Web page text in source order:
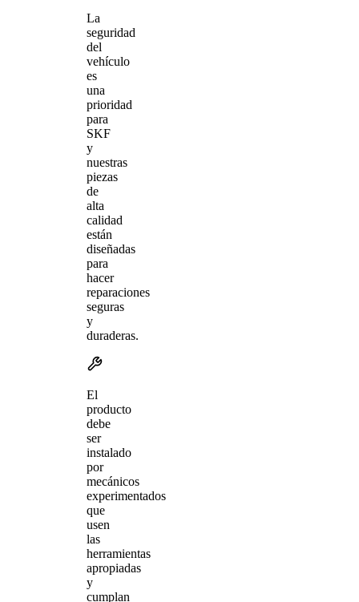
La
seguridad
del
vehículo
es
una
prioridad
para
SKF
y
nuestras
piezas
de
alta
calidad
están
diseñadas
para
hacer
reparaciones
seguras
y
duraderas.
El
producto
debe
ser
instalado
por
mecánicos
experimentados
que
usen
las
herramientas
apropiadas
y
cumplan